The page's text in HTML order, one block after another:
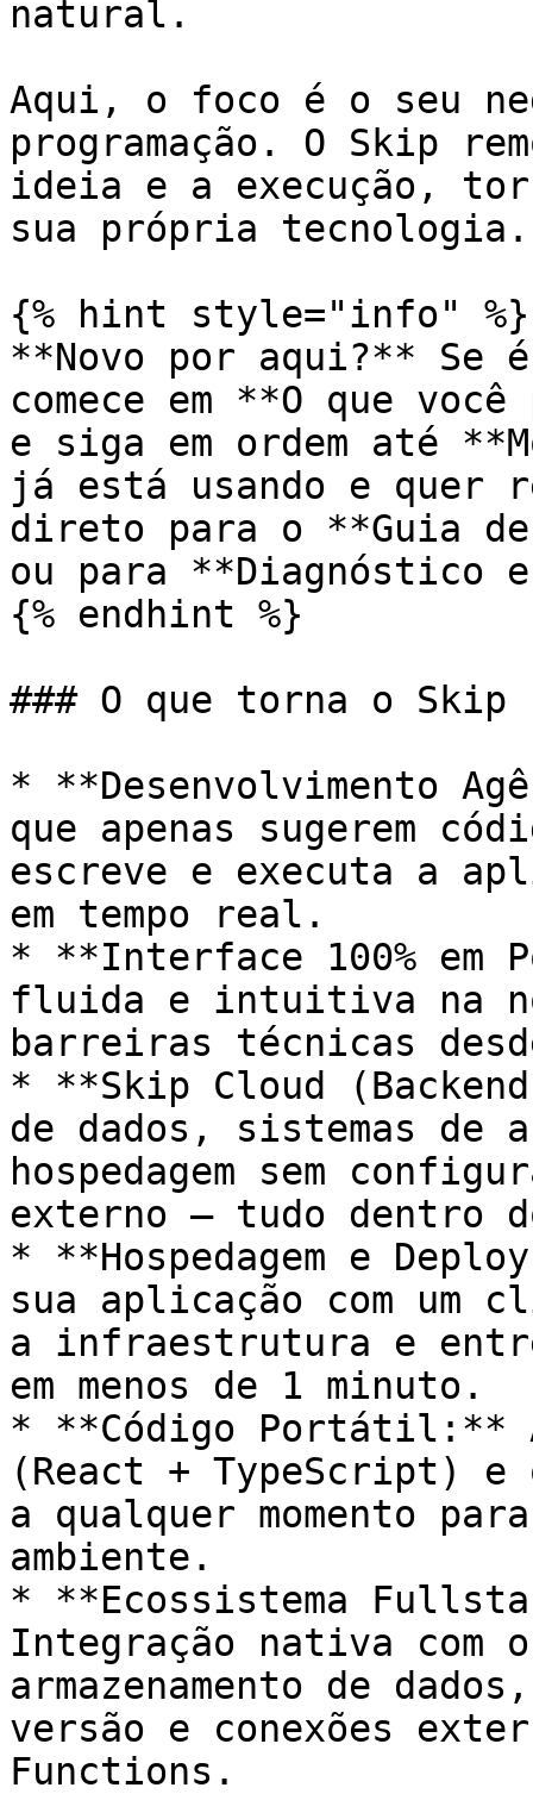
natural.
Aqui, o foco é o seu
programação. O Skip
ideia e a execução,
sua própria tecnologia.
{% hint style="info" %}
**Novo por aqui?** Se
comece em **O que
e siga em ordem até
já está usando e quer
direto para o **Guia
ou para **Diagnóstico
{% endhint %}
### O que torna o Skip
* **Desenvolvimento
que apenas sugerem
escreve e executa a
em tempo real.
* **Interface 100% em
fluida e intuitiva na
barreiras técnicas
* **Skip Cloud
de dados, sistemas de
hospedagem sem
externo — tudo dentro
* **Hospedagem e
sua aplicação com um
a infraestrutura e
em menos de 1 minuto.
* **Código Portátil:**
(React + TypeScript) e
a qualquer momento
ambiente.
* **Ecossistema
Integração nativa com
armazenamento de
versão e conexões
Functions.